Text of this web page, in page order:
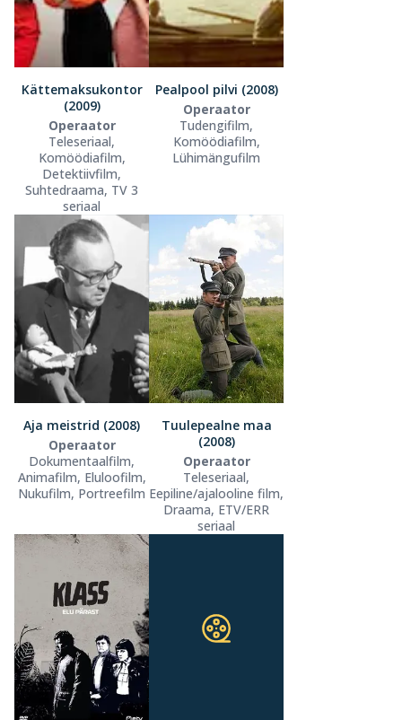
Kättemaksukontor
(2009)
Operaator
Teleseriaal,
Komöödiafilm,
Detektiivfilm,
Suhtedraama, TV 3
seriaal
Pealpool pilvi (2008)
Operaator
Tudengifilm,
Komöödiafilm,
Lühimängufilm
Aja meistrid (2008)
Operaator
Dokumentaalfilm,
Animafilm, Eluloofilm,
Nukufilm, Portreefilm
Tuulepealne maa
(2008)
Operaator
Teleseriaal,
Eepiline/ajalooline film,
Draama, ETV/ERR
seriaal